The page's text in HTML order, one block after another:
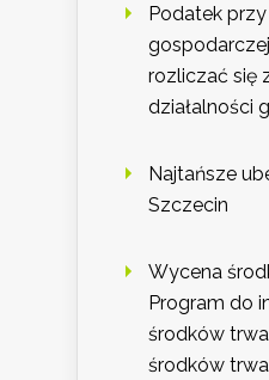
Podatek
rozliczać się
działalności
Najtańsze
Szczecin
Wycena
Program do
środków
środków